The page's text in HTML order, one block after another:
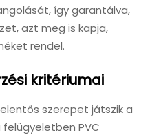
így garantálva,
azt meg is kapja,
rendel.
kritériumai
szerepet játszik a
PVC